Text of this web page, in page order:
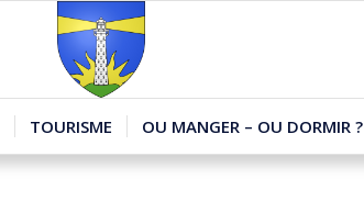
TOURISME OU MANGER – OU DORMIR ?